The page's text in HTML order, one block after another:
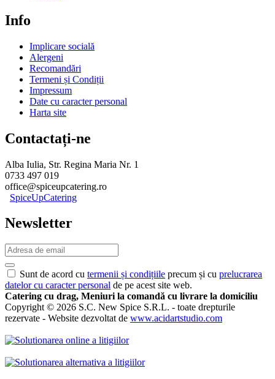
Info
Implicare socială
Alergeni
Recomandări
Termeni și Condiții
Impressum
Date cu caracter personal
Harta site
Contactați-ne
Alba Iulia, Str. Regina Maria Nr. 1
0733 497 019
office@spiceupcatering.ro
SpiceUpCatering
Newsletter
Sunt de acord cu termenii și condițiile precum și cu prelucrarea
datelor cu caracter personal de pe acest site web.
Catering cu drag, Meniuri la comandă cu livrare la domiciliu
Copyright © 2026 S.C. New Spice S.R.L. - toate drepturile
rezervate - Website dezvoltat de www.acidartstudio.com